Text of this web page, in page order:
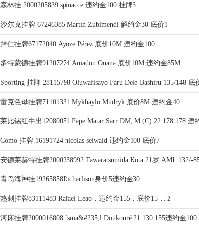
森林挂 2000205839 spinacce 违约金100 挂牌3
沙尔克挂牌 67246385 Martín Zubimendi 解约金30 底价1
拜仁挂牌67172040 Ayoze Pérez 底价10M 违约金100
多特蒙德挂牌91207274 Amadou Onana 底价10M 违约金85M
Sporting 挂牌 28115798 Oluwafisayo Faru Dele-Bashiru 135/148 底
雷克色母挂牌71101331 Mykhaylo Mudryk 底价8M 违约金40
莱比锡红牛出12080051 Pape Matar Sarr DM, M (C) 22 178 178 违
Como 挂牌 16191724 nicolas seiwald 违约金100 底价7
安德莱赫特挂牌2000238992 Tawaratsumida Kota 21岁 AML 132/-
青岛海神挂19265858Richarlison身价5违约金30
热刺挂牌83111483 Rafael Leao，违约金155，底价15 ... 2
河床挂牌2000016808 Isma&#235;l Doukouré 21 130 155违约金